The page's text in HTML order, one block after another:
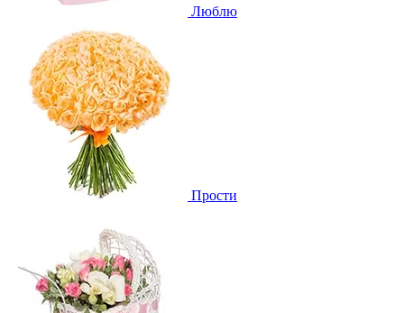
Люблю
Прости